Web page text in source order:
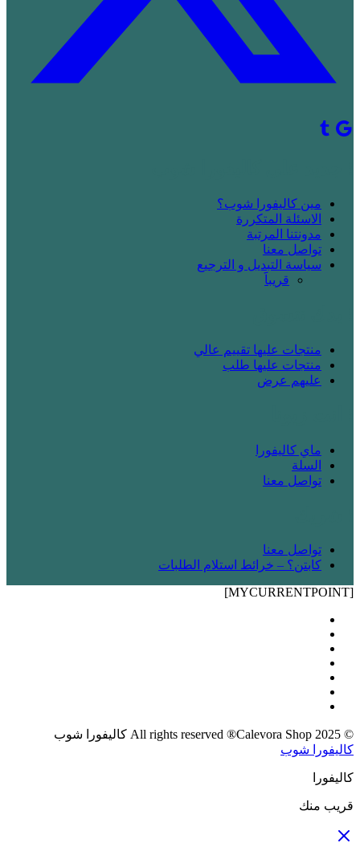
مين كاليفورا شوب؟
الاسئلة المتكررة
مدونتنا المرتبة
تواصل معنا
سياسة التبديل و الترجيع
قريباََ
منتجات عليها تقييم عالي
منتجات عليها طلب
عليهم عرض
ماي كاليفورا
السلة
تواصل معنا
تواصل معنا
كابتن؟ – خرائط استلام الطلبات
[MYCURRENTPOINT]
© 2025 All rights reserved ®Calevora Shop كاليفورا شوب
كاليفورا شوب
كاليفورا
قريب منك